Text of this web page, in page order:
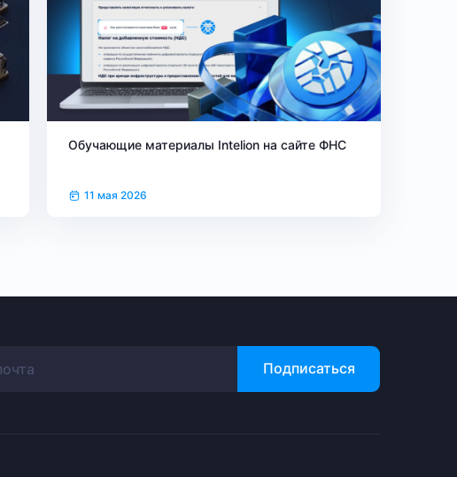
Обучающие материалы Intelion на сайте ФНС
11 мая 2026
Подписаться